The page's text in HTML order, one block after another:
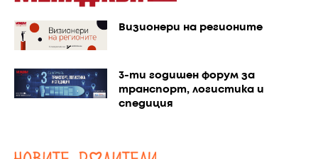
Визионери на регионите
3-ти годишен форум за
транспорт, логистика и
спедиция